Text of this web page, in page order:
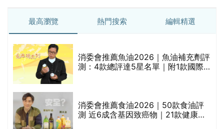
最高瀏覽 熱門搜索 編輯精選
消委會推薦魚油2026｜魚油補充劑評
測：4款總評達5星名單｜附1款國際
消委會推薦食油2026｜50款食油評
測 近6成含基因致癌物｜21款健康煮